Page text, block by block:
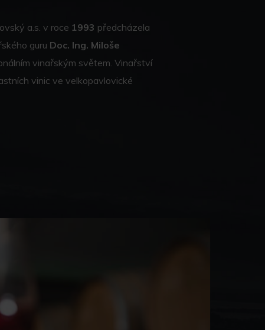
a.s. v roce 1993 předcházela
guru Doc. Ing. Miloše
vinařským světem. Vinařství
vinic ve velkopavlovické